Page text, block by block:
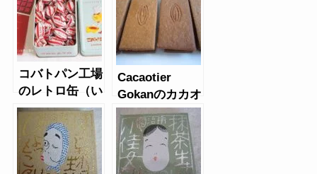
コバトパン工場
のレトロ缶（い
ちご）
Cacaotier
Gokanのカカオ
サンド